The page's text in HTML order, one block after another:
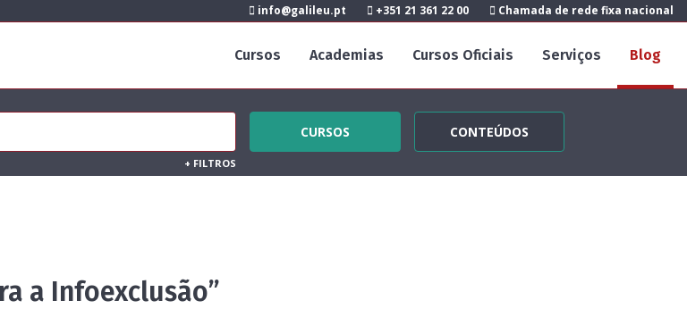
info@galileu.pt +351 21 361 22 00 Chamada de rede fixa nacional
Cursos Academias Cursos Oficiais Serviços Blog
CURSOS CONTEÚDOS
+ FILTROS
a Infoexclusão”